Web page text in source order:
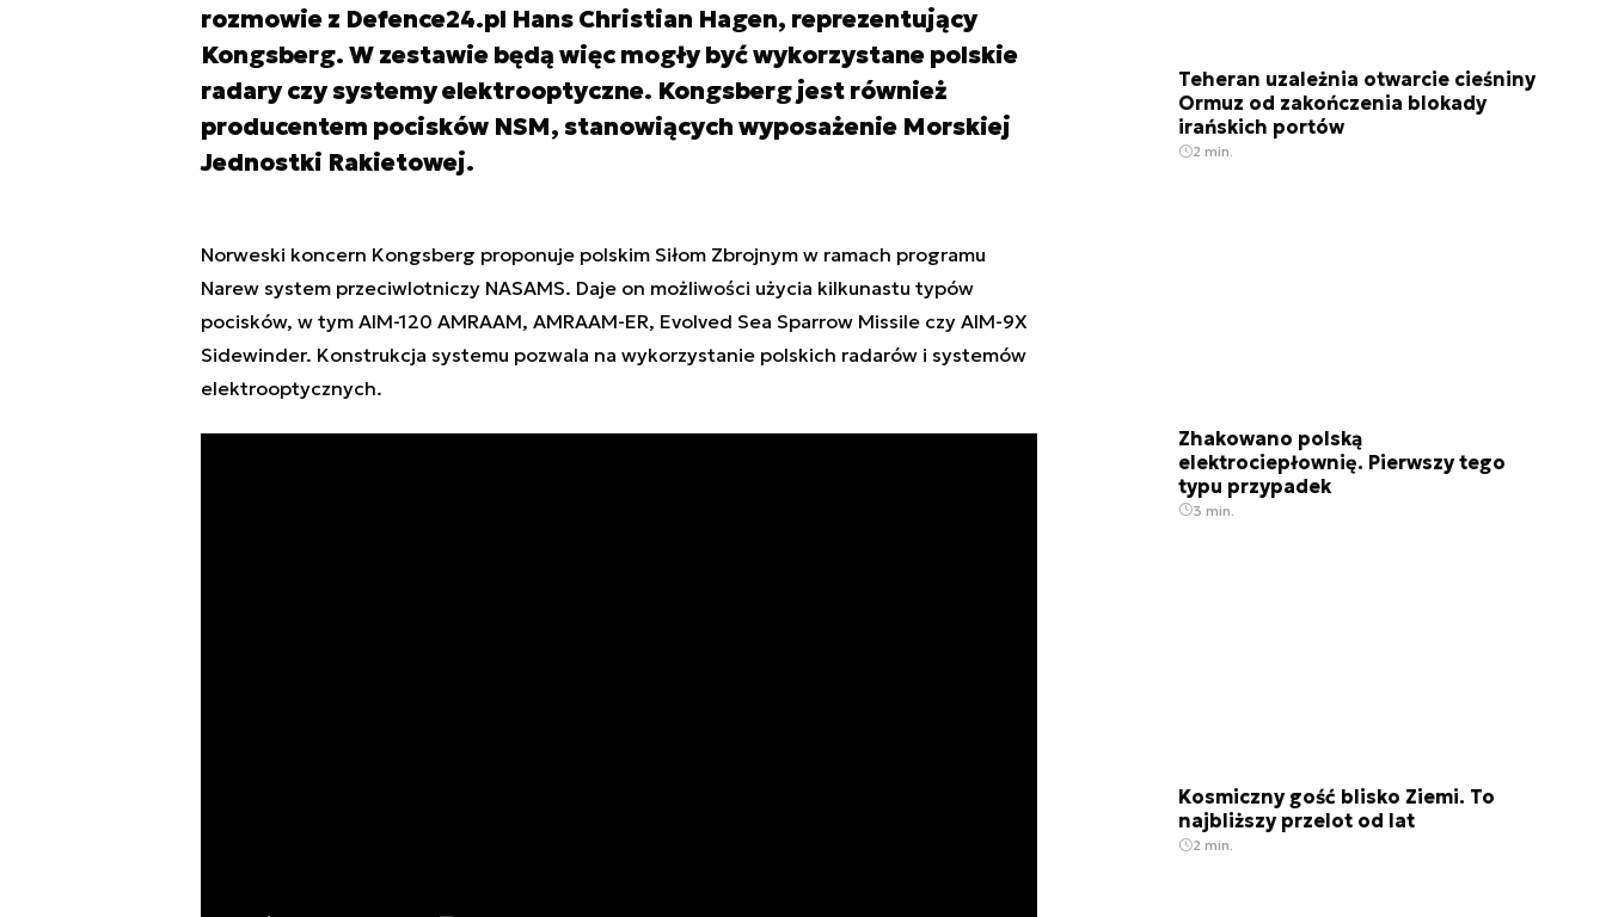
rozmowie z Defence24.pl Hans Christian Hagen, reprezentujący
Kongsberg. W zestawie będą więc mogły być wykorzystane polskie
radary czy systemy elektrooptyczne. Kongsberg jest również
producentem pocisków NSM, stanowiących wyposażenie Morskiej
Jednostki Rakietowej.
Norweski koncern Kongsberg proponuje polskim Siłom Zbrojnym w ramach programu
Narew system przeciwlotniczy NASAMS. Daje on możliwości użycia kilkunastu typów
pocisków, w tym AIM-120 AMRAAM, AMRAAM-ER, Evolved Sea Sparrow Missile czy AIM-9X
Sidewinder. Konstrukcja systemu pozwala na wykorzystanie polskich radarów i systemów
elektrooptycznych.
Teheran uzależnia otwarcie cieśniny
Ormuz od zakończenia blokady
irańskich portów
2 min.
Zhakowano polską
elektrociepłownię. Pierwszy tego
typu przypadek
3 min.
Kosmiczny gość blisko Ziemi. To
najbliższy przelot od lat
2 min.